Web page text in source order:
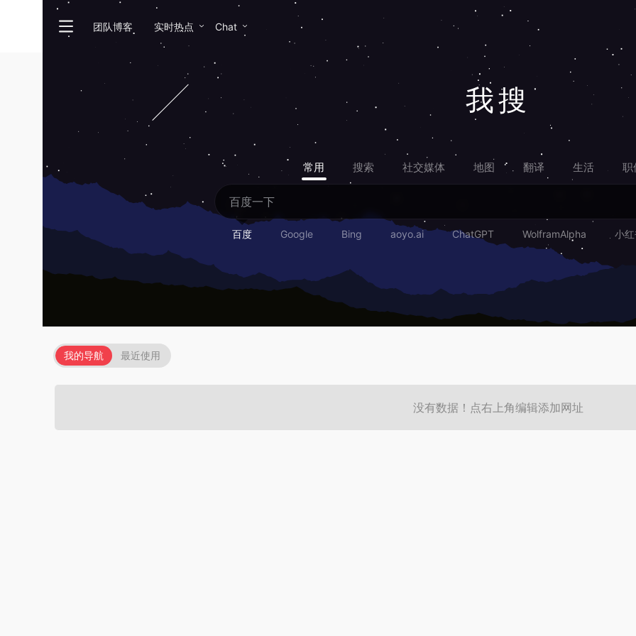
团队博客 实时热点 Chat
我搜
常用 搜索 社交媒体 地图 翻译 生活 职
百度 Google Bing aoyo.ai ChatGPT WolframAlpha 小
我的导航 最近使用
没有数据！点右上角编辑添加网址